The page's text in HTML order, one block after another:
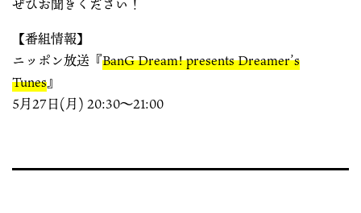
【番組情報】
ニッポン放送『BanG Dream! presents Dreamer’s
Tunes』
5月27日(月) 20:30〜21:00